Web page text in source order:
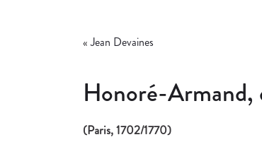
«Jean Devaines
Honoré-Armand,
(Paris, 1702/1770)